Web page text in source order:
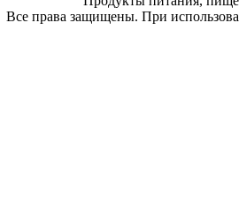
Все права защищены. При